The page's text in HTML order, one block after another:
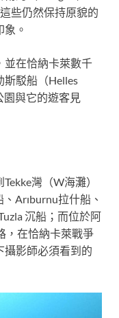
些仍然保持原貌的
。
並在恰納卡萊數千
斯駁船（Helles
園與它的遊客見
灣（W海灘）
Arıburnu拉什船、
沉船；而位於阿
，在恰納卡萊戰爭
攝影師必須看到的